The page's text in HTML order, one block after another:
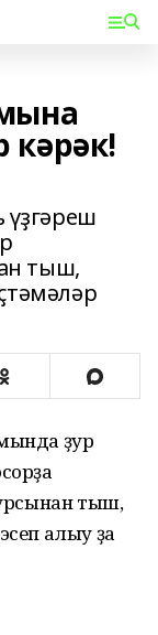
кәрәк!
үҙгәреш
тыш,
ҙур
тыш,
алыу ҙа